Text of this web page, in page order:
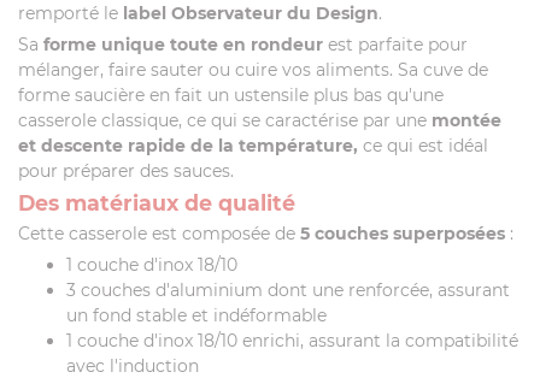
remporté le label Observateur du Design.
Sa forme unique toute en rondeur est parfaite pour
mélanger, faire sauter ou cuire vos aliments. Sa cuve de
forme saucière en fait un ustensile plus bas qu'une
casserole classique, ce qui se caractérise par une montée
et descente rapide de la température, ce qui est idéal
pour préparer des sauces.
Des matériaux de qualité
Cette casserole est composée de 5 couches superposées :
1 couche d'inox 18/10
3 couches d'aluminium dont une renforcée, assurant
un fond stable et indéformable
1 couche d'inox 18/10 enrichi, assurant la compatibilité
avec l'induction